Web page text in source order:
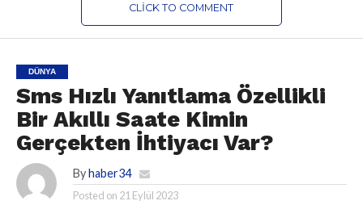
CLICK TO COMMENT
DÜNYA
Sms Hızlı Yanıtlama Özellikli
Bir Akıllı Saate Kimin
Gerçekten İhtiyacı Var?
By haber34
Posted on 21 Eylül 2023